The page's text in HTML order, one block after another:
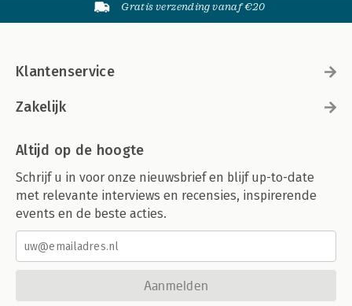
Gratis verzending vanaf €20
Klantenservice
Zakelijk
Altijd op de hoogte
Schrijf u in voor onze nieuwsbrief en blijf up-to-date
met relevante interviews en recensies, inspirerende
events en de beste acties.
Aanmelden